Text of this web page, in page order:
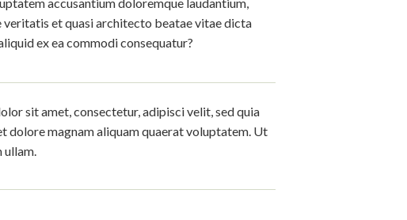
veritatis et quasi architecto beatae vitae dicta
ex ea commodi consequatur?
sit amet, consectetur, adipisci velit, sed quia
dolore magnam aliquam quaerat voluptatem. Ut
ullam.